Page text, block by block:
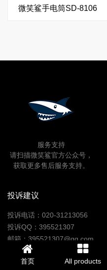
微笑鲨手电筒SD-8106
服务支持
请扫描微笑鲨官方公众号，
获取更多售后服务支持。
投诉建议
投诉电话：020-31213056
投诉QQ：395521307
邮箱：395521307@qq.com
如果您的投诉问题未得到解决
继续向我司上级部门进行反馈
首页 All products